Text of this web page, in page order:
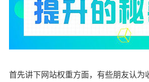
首先讲下网站权重方面，有些朋友认为